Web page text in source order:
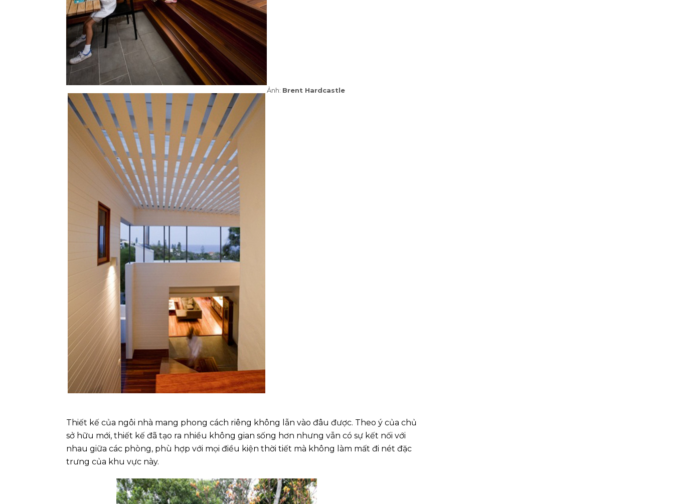
Ảnh: Brent Hardcastle
Thiết kế của ngôi nhà mang phong cách riêng không lẫn vào đâu được. Theo ý của chủ
sở hữu mới, thiết kế đã tạo ra nhiều không gian sống hơn nhưng vẫn có sự kết nối với
nhau giữa các phòng, phù hợp với mọi điều kiện thời tiết mà không làm mất đi nét đặc
trưng của khu vực này.